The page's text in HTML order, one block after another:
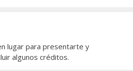
lugar para presentarte y
algunos créditos.